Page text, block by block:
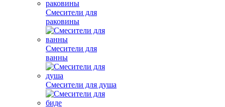
Смесители для
раковины
Смесители для
ванны
Смесители для душа